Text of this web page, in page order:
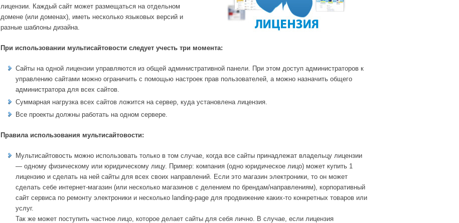
лицензии. Каждый сайт может размещаться на отдельном
домене (или доменах), иметь несколько языковых версий и
разные шаблоны дизайна.
При использовании мультисайтовости следует учесть три момента:
Сайты на одной лицензии управляются из общей административной панели. При этом доступ администраторов к
управлению сайтами можно ограничить с помощью настроек прав пользователей, а можно назначить общего
администратора для всех сайтов.
Суммарная нагрузка всех сайтов ложится на сервер, куда установлена лицензия.
Все проекты должны работать на одном сервере.
Правила использования мультисайтовости:
Мультисайтовость можно использовать только в том случае, когда все сайты принадлежат владельцу лицензии
— одному физическому или юридическому лицу. Пример: компания (одно юридическое лицо) может купить 1
лицензию и сделать на ней сайты для всех своих направлений. Если это магазин электроники, то он может
сделать себе интернет-магазин (или несколько магазинов с делением по брендам/направлениям), корпоративный
сайт сервиса по ремонту электроники и несколько landing-page для продвижение каких-то конкретных товаров или
услуг.
Так же может поступить частное лицо, которое делает сайты для себя лично. В случае, если лицензия